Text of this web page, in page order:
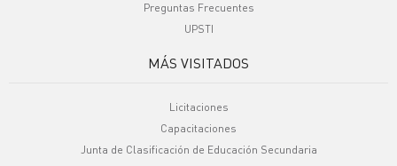
Preguntas Frecuentes
UPSTI
MÁS VISITADOS
Licitaciones
Capacitaciones
Junta de Clasificación de Educación Secundaria